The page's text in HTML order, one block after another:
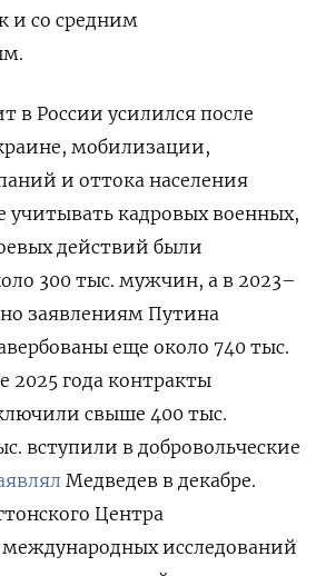
и со средним
в России усилился после
мобилизации,
и оттока населения
учитывать кадровых военных,
действий были
300 тыс. мужчин, а в 2023–
заявлениям Путина
еще около 740 тыс.
2025 года контракты
свыше 400 тыс.
вступили в добровольческие
Медведев в декабре.
Центра
международных исследований